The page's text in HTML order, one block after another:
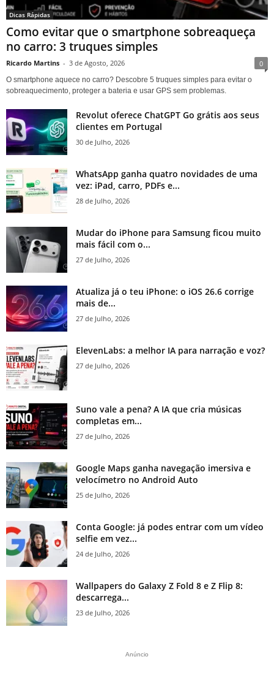
Dicas Rápidas
Como evitar que o smartphone sobreaqueça
no carro: 3 truques simples
Ricardo Martins - 3 de Agosto, 2026 0
O smartphone aquece no carro? Descobre 5 truques simples para evitar o
sobreaquecimento, proteger a bateria e usar GPS sem problemas.
Revolut oferece ChatGPT Go grátis aos seus
clientes em Portugal
30 de Julho, 2026
WhatsApp ganha quatro novidades de uma
vez: iPad, carro, PDFs e...
28 de Julho, 2026
Mudar do iPhone para Samsung ficou muito
mais fácil com o...
27 de Julho, 2026
Atualiza já o teu iPhone: o iOS 26.6 corrige
mais de...
27 de Julho, 2026
ElevenLabs: a melhor IA para narração e voz?
27 de Julho, 2026
Suno vale a pena? A IA que cria músicas
completas em...
27 de Julho, 2026
Google Maps ganha navegação imersiva e
velocímetro no Android Auto
25 de Julho, 2026
Conta Google: já podes entrar com um vídeo
selfie em vez...
24 de Julho, 2026
Wallpapers do Galaxy Z Fold 8 e Z Flip 8:
descarrega...
23 de Julho, 2026
Anúncio